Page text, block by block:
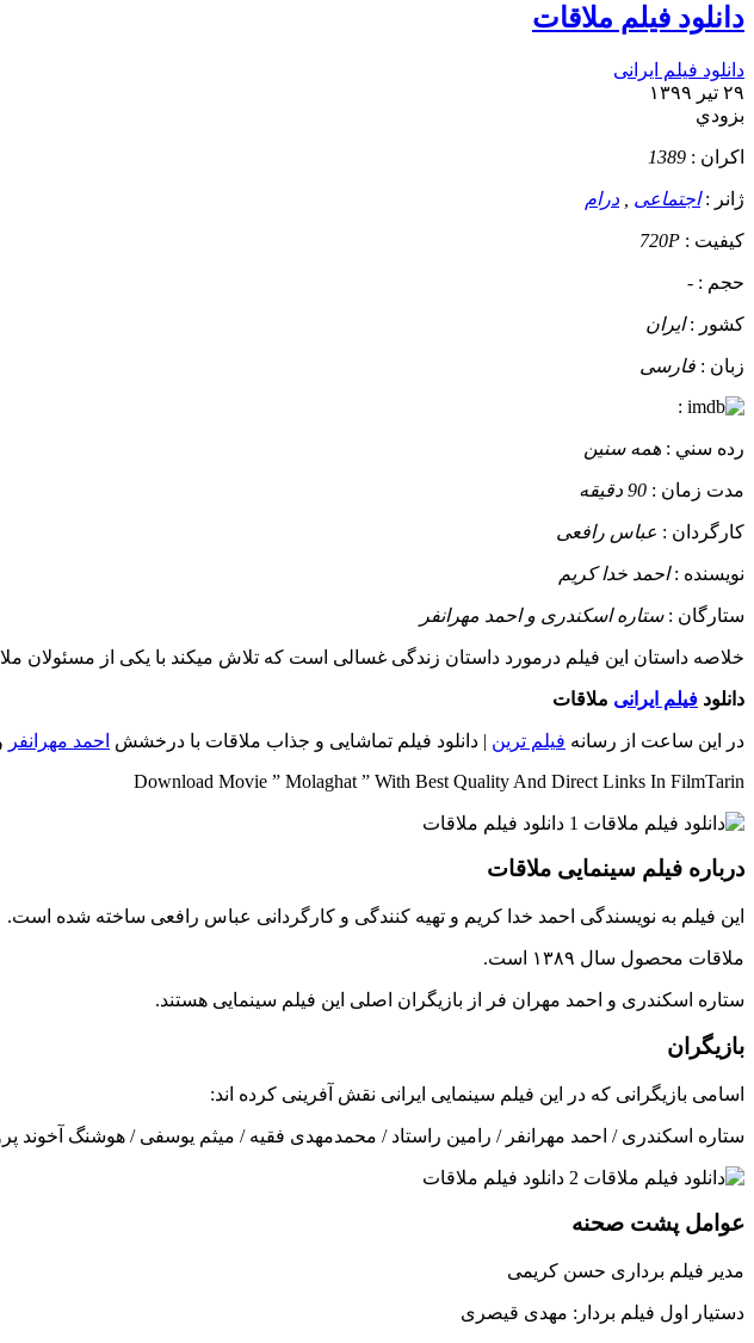
دانلود فیلم ملاقات
دانلود فیلم ایرانی
۲۹ تیر ۱۳۹۹
بزودي
اکران : 1389
ژانر :اجتماعی درام
کيفيت : 720P
حجم : -
کشور :ایران
زبان : فارسی
:
رده سني : همه سنین
مدت زمان : 90 دقیقه
کارگردان : عباس رافعی
نويسنده :احمد خدا کریم
ستارگان :ستاره اسکندری و احمد مهرانفر
خلاصه داستان این فیلم درمورد داستان زندگی غسالی است که تلاش میکند با یکی از مسئولان
دانلود فیلم ایرانی ملاقات
در این ساعت از رسانه فیلم ترین | دانلود فیلم تماشایی و جذاب ملاقات با درخشش احمد مهرانفر
Download Movie ” Molaghat ” With Best Quality And Direct Links In FilmTarin
درباره فیلم سینمایی ملاقات
این فیلم به نویسندگی احمد خدا کریم و تهیه کنندگی و کارگردانی عباس رافعی ساخته شده است.
ملاقات محصول سال ۱۳۸۹ است.
ستاره اسکندری و احمد مهران فر از بازیگران اصلی این فیلم سینمایی هستند.
بازیگران
اسامی بازیگرانی که در این فیلم سینمایی ایرانی نقش آفرینی کرده اند:
ستاره اسکندری / احمد مهرانفر / رامین راستاد / محمدمهدی فقیه / میثم یوسفی / هوشنگ آخوند
عوامل پشت صحنه
مدیر فیلم برداری حسن کریمی
دستیار اول فیلم بردار: مهدی قیصری